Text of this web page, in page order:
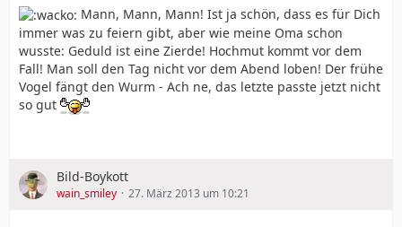
Mann, Mann, Mann! Ist ja schön, dass es für Dich
immer was zu feiern gibt, aber wie meine Oma schon
wusste: Geduld ist eine Zierde! Hochmut kommt vor dem
Fall! Man soll den Tag nicht vor dem Abend loben! Der frühe
Vogel fängt den Wurm - Ach ne, das letzte passte jetzt nicht
so gut
Bild-Boykott
wain_smiley 27. März 2013 um 10:21